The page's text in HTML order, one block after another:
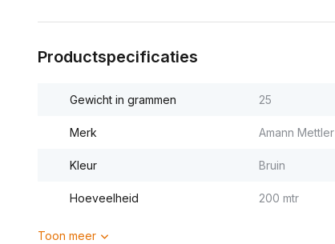
Productspecificaties
Gewicht in grammen 25
Merk Amann Mettler
Kleur Bruin
Hoeveelheid 200 mtr
Toon meer